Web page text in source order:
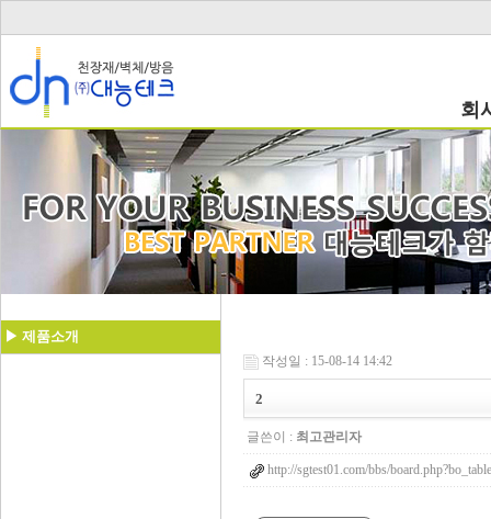
회
▶ 제품소개
작성일 : 15-08-14 14:42
2
글쓴이 : 최고관리자
http://sgtest01.com/bbs/